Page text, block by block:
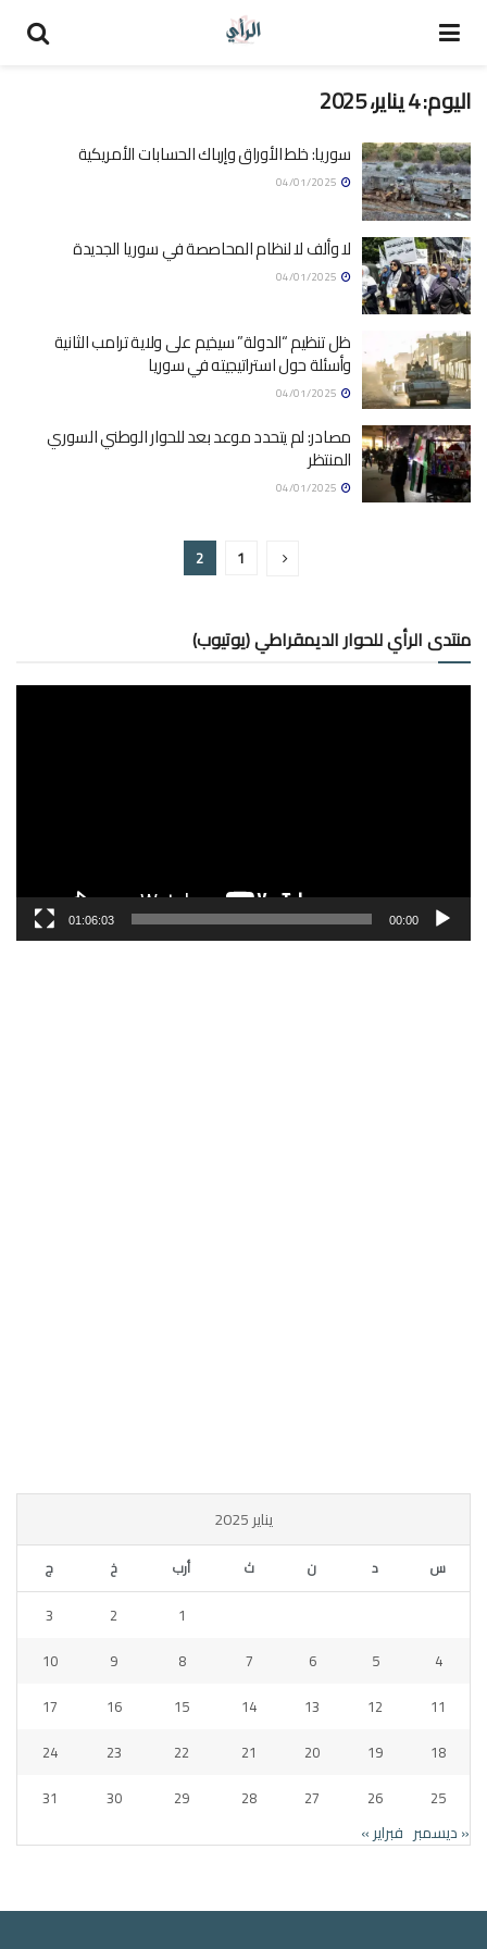
اليوم:4 يناير، 2025
سوريا: خلط الأوراق وإرباك الحسابات الأمريكية
لا وألف لا لنظام المحاصصة في سوريا الجديدة
ظل تنظيم “الدولة” سيخيم على ولاية ترامب الثانية
وأسئلة حول استراتيجيته في سوريا
مصادر: لم يتحدد موعد بعد للحوار الوطني السوري
المنتظر
1
2
منتدى الرأي للحوار الديمقراطي (يوتيوب)
00:00
01:06:03
يناير 2025
س د ن ث أرب خ ج
1
2
3
4
5
6
7
8
9
10
11
12
13
14
15
16
17
18
19
20
21
22
23
24
25
26
27
28
29
30
31
« ديسمبر فبراير »